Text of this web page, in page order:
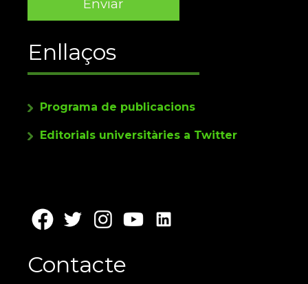
Enllaços
Programa de publicacions
Editorials universitàries a Twitter
Contacte